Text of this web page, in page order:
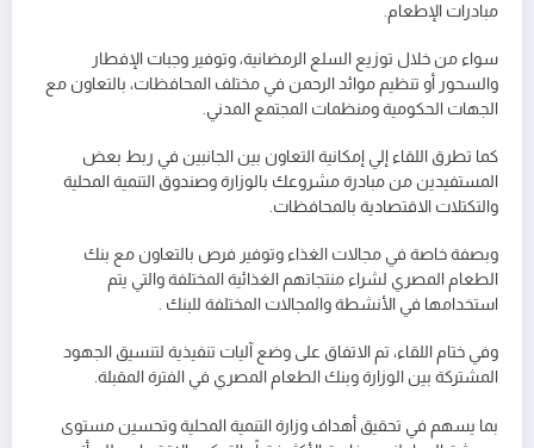
مبادرات الإطعام.
سواء من خلال توزيع السلع الرمضانية، وتوفير وجبات الإفطار
والسحور أو تنظيم موائد الرحمن في مختلف المحافظات، بالتعاون مع
الجهات الحكومية ومنظمات المجتمع المدني.
كما تطرق اللقاء إلي إمكانية التعاون بين الجانبين في ربط بعض
المستفيدين من مبادرة مشروعك بالوزارة وصندوق التنمية المحلية
والتكتلات الاقتصادية بالمحافظات.
وبصفة خاصة في مجالات الغذاء وتوفير فرص بالتعاون مع بنك
الطعام المصري لشراء منتجاتهم الغذائية المختلفة والتي يتم
استخدامها في الأنشطة والمجالات المختلفة للبنك .
وفي ختام اللقاء، تم الاتفاق على وضع آليات تنفيذية لتنسيق الجهود
المشتركة بين الوزارة وبنك الطعام المصري في الفترة المقبلة.
بما يسهم في تحقيق أهداف وزارة التنمية المحلية وتحسين مستوى